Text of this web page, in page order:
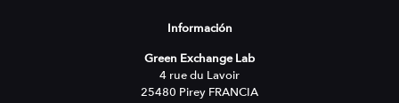
Información
Green Exchange Lab
4 rue du Lavoir
25480 Pirey FRANCIA